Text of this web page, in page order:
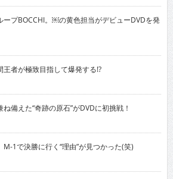
プBOCCHI。￼の黄色担当がデビューDVDを発
者が極致目指して爆発する!?
備えた“奇跡の原石”がDVDに初挑戦！
1で決勝に行く“理由”が見つかった(笑)